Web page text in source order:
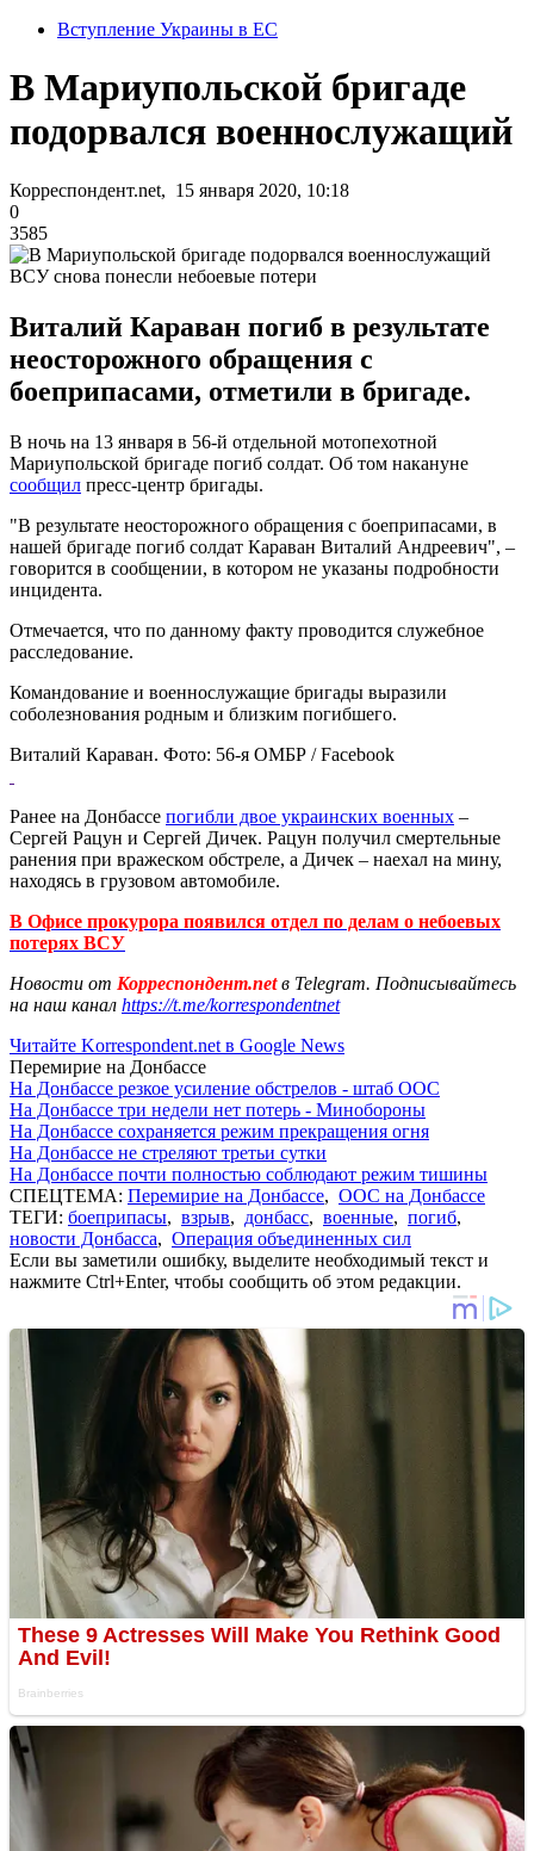
Вступление Украины в ЕС
В Мариупольской бригаде
подорвался военнослужащий
Корреспондент.net, 15 января 2020, 10:18
0
3585
ВСУ снова понесли небоевые потери
Виталий Караван погиб в результате
неосторожного обращения с
боеприпасами, отметили в бригаде.
В ночь на 13 января в 56-й отдельной мотопехотной
Мариупольской бригаде погиб солдат. Об том накануне
сообщил пресс-центр бригады.
"В результате неосторожного обращения с боеприпасами, в
нашей бригаде погиб солдат Караван Виталий Андреевич", –
говорится в сообщении, в котором не указаны подробности
инцидента.
Отмечается, что по данному факту проводится служебное
расследование.
Командование и военнослужащие бригады выразили
соболезнования родным и близким погибшего.
Виталий Караван. Фото: 56-я ОМБР / Facebook
Ранее на Донбассе погибли двое украинских военных –
Сергей Рацун и Сергей Дичек. Рацун получил смертельные
ранения при вражеском обстреле, а Дичек – наехал на мину,
находясь в грузовом автомобиле.
В Офисе прокурора появился отдел по делам о небоевых
потерях ВСУ
Новости от Корреспондент.netв Telegram. Подписывайтесь
на наш канал https://t.me/korrespondentnet
Читайте Korrespondent.net в Google News
Перемирие на Донбассе
На Донбассе резкое усиление обстрелов - штаб ООС
На Донбассе три недели нет потерь - Минобороны
На Донбассе сохраняется режим прекращения огня
На Донбассе не стреляют третьи сутки
На Донбассе почти полностью соблюдают режим тишины
СПЕЦТЕМА: Перемирие на Донбассе, ООС на Донбассе
ТЕГИ: боеприпасы, взрыв, донбасс, военные, погиб,
новости Донбасса, Операция объединенных сил
Если вы заметили ошибку, выделите необходимый текст и
нажмите Ctrl+Enter, чтобы сообщить об этом редакции.